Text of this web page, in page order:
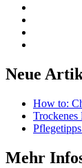
Neue
How to:
Trockenes
Mehr